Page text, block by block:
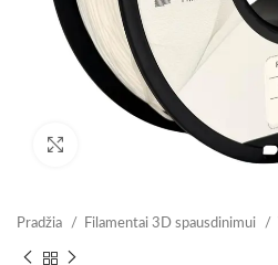
Spustelėkite norėdami padidinti
Pradžia Filamentai 3D spausdinimui